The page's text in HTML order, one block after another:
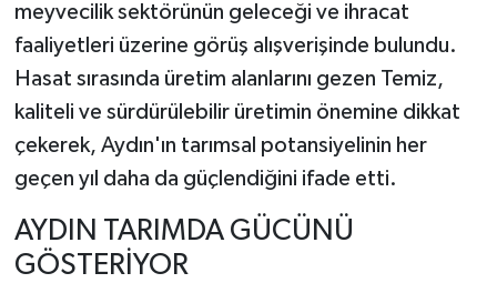
meyvecilik sektörünün geleceği ve ihracat
faaliyetleri üzerine görüş alışverişinde bulundu.
Hasat sırasında üretim alanlarını gezen Temiz,
kaliteli ve sürdürülebilir üretimin önemine dikkat
çekerek, Aydın'ın tarımsal potansiyelinin her
geçen yıl daha da güçlendiğini ifade etti.
AYDIN TARIMDA GÜCÜNÜ
GÖSTERİYOR